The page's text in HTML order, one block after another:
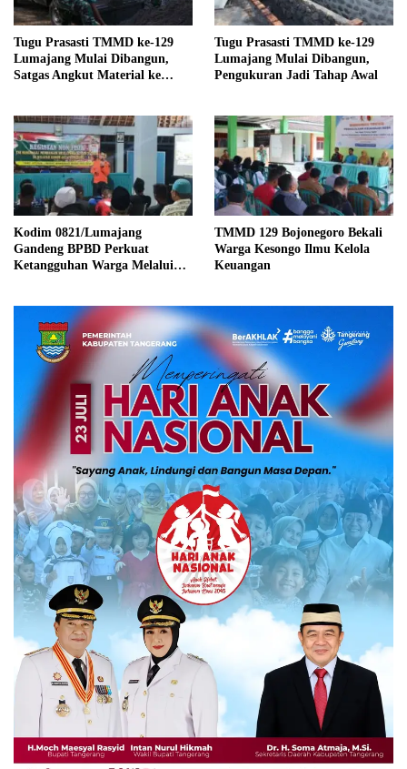
Tugu Prasasti TMMD ke-129
Lumajang Mulai Dibangun,
Satgas Angkut Material ke
Tugu Prasasti TMMD ke-129
Lumajang Mulai Dibangun,
Pengukuran Jadi Tahap Awal
Kodim 0821/Lumajang
Gandeng BPBD Perkuat
Ketangguhan Warga Melalui
TMMD 129 Bojonegoro Bekali
Warga Kesongo Ilmu Kelola
Keuangan